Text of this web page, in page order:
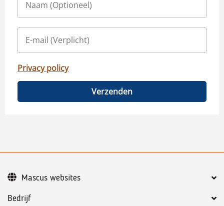
Privacy policy
Verzenden
Bedrijf
Mascus websites